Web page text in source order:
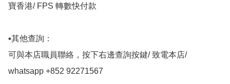
寶香港/ FPS 轉數快付款
▪️其他查詢：
可與本店職員聯絡，按下右邊查詢按鍵/ 致電本店/
whatsapp +852 92271567